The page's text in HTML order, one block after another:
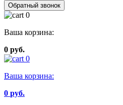
Обратный звонок
0
Ваша корзина:
0 руб.
0
Ваша корзина:
0 руб.